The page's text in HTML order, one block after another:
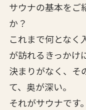
サウナの基本をご
か？
これまで何となく
が訪れるきっかけ
決まりがなく、そ
て、奥が深い。
それがサウナです。